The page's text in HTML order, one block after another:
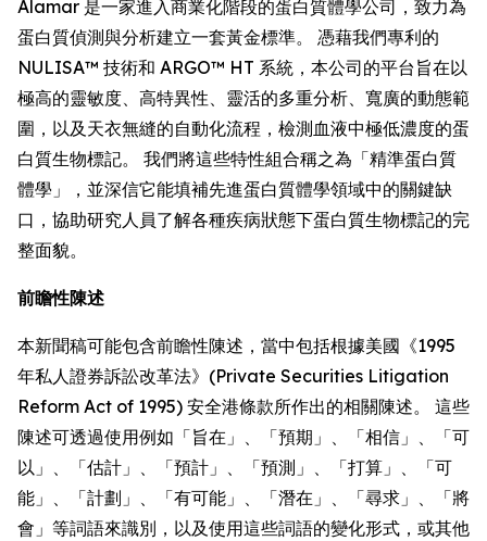
Alamar 是一家進入商業化階段的蛋白質體學公司，致力為
蛋白質偵測與分析建立一套黃金標準。 憑藉我們專利的
NULISA™ 技術和 ARGO™ HT 系統，本公司的平台旨在以
極高的靈敏度、高特異性、靈活的多重分析、寬廣的動態範
圍，以及天衣無縫的自動化流程，檢測血液中極低濃度的蛋
白質生物標記。 我們將這些特性組合稱之為「精準蛋白質
體學」，並深信它能填補先進蛋白質體學領域中的關鍵缺
口，協助研究人員了解各種疾病狀態下蛋白質生物標記的完
整面貌。
前瞻性陳述
本新聞稿可能包含前瞻性陳述，當中包括根據美國《1995
年私人證券訴訟改革法》(Private Securities Litigation
Reform Act of 1995) 安全港條款所作出的相關陳述。 這些
陳述可透過使用例如「旨在」、「預期」、「相信」、「可
以」、「估計」、「預計」、「預測」、「打算」、「可
能」、「計劃」、「有可能」、「潛在」、「尋求」、「將
會」等詞語來識別，以及使用這些詞語的變化形式，或其他